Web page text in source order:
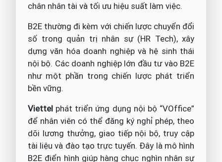
chân nhân tài và tối ưu hiệu suất làm việc.
B2E thường đi kèm với chiến lược chuyển đổi
số trong quản trị nhân sự (HR Tech), xây
dựng văn hóa doanh nghiệp và hệ sinh thái
nội bộ. Các doanh nghiệp lớn đầu tư vào B2E
như một phần trong chiến lược phát triển
bền vững.
Viettel phát triển ứng dụng nội bộ “VOffice”
để nhân viên có thể đăng ký nghỉ phép, theo
dõi lương thưởng, giao tiếp nội bộ, truy cập
tài liệu và đào tạo trực tuyến. Đây là mô hình
B2E điển hình giúp hàng chục nghìn nhân sự